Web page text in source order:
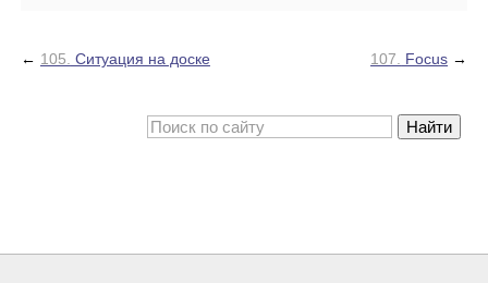
107. Focus →
← 105. Ситуация на доске